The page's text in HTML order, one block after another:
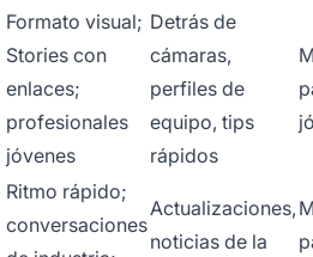
Formato visual;
Stories con
enlaces;
profesionales
jóvenes
Detrás de
cámaras,
perfiles de
equipo, tips
rápidos
Ritmo rápido;
conversaciones
Actualizaciones,
noticias de la